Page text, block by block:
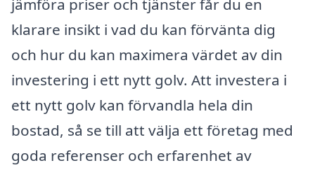
jämföra priser och tjänster får du en
klarare insikt i vad du kan förvänta dig
och hur du kan maximera värdet av din
investering i ett nytt golv. Att investera i
ett nytt golv kan förvandla hela din
bostad, så se till att välja ett företag med
goda referenser och erfarenhet av